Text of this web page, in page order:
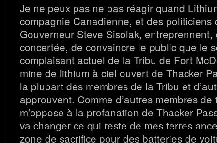
Je ne peux pas ne pas réagir quand
compagnie Canadienne, et des politiciens
Gouverneur Steve Sisolak, entreprennent,
concertée, de convaincre le public que le
complaisant actuel de la Tribu de Fort
mine de lithium à ciel ouvert de Thacker
la plupart des membres de la Tribu et
approuvent. Comme d’autres membres de
m’oppose à la profanation de Thacker
va changer ce qui reste de mes terres
zone de sacrifice pour des batteries de